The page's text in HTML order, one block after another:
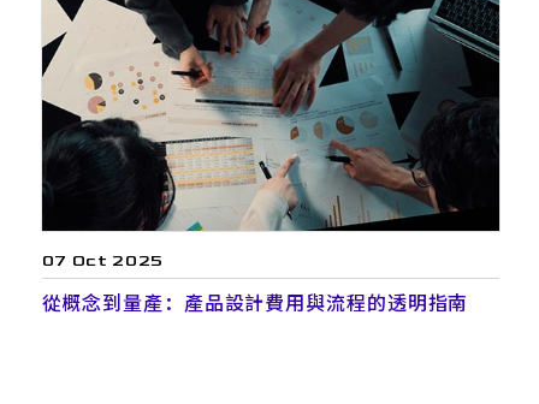
07 Oct 2025
從概念到量產：產品設計費用與流程的透明指南